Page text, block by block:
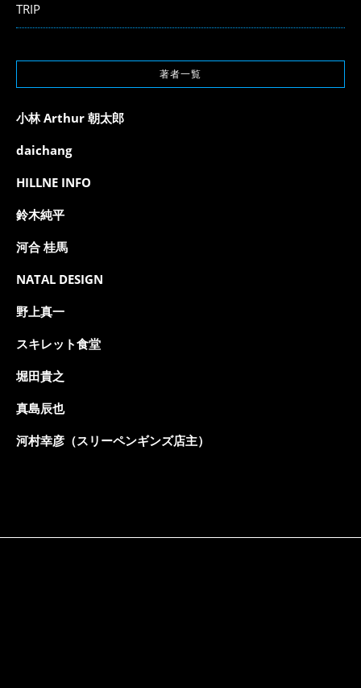
TRIP
著者一覧
小林 Arthur 朝太郎
daichang
HILLNE INFO
鈴木純平
河合 桂馬
NATAL DESIGN
野上真一
スキレット食堂
堀田貴之
真島辰也
河村幸彦（スリーペンギンズ店主）